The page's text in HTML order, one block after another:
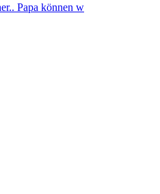
Papa können w